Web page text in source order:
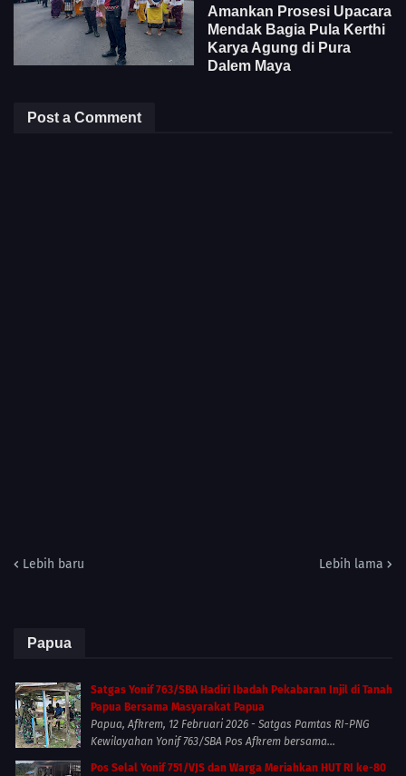
Amankan Prosesi Upacara
Mendak Bagia Pula Kerthi
Karya Agung di Pura
Dalem Maya
Post a Comment
Lebih baru Lebih lama
Papua
Satgas Yonif 763/SBA Hadiri Ibadah Pekabaran Injil di Tanah
Papua Bersama Masyarakat Papua
Papua, Afkrem, 12 Februari 2026 - Satgas Pamtas RI-PNG
Kewilayahan Yonif 763/SBA Pos Afkrem bersama...
Pos Selal Yonif 751/VJS dan Warga Meriahkan HUT RI ke-80